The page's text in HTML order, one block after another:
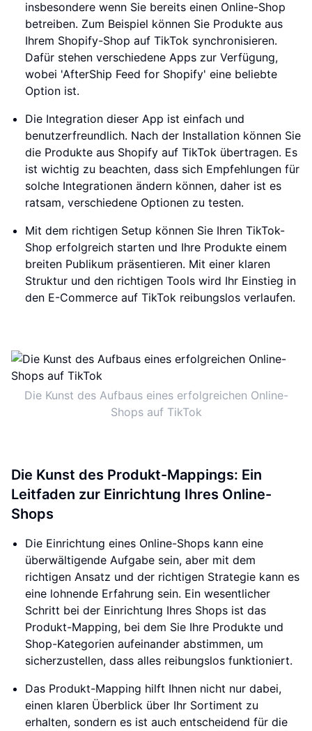
insbesondere wenn Sie bereits einen Online-Shop
betreiben. Zum Beispiel können Sie Produkte aus
Ihrem Shopify-Shop auf TikTok synchronisieren.
Dafür stehen verschiedene Apps zur Verfügung,
wobei 'AfterShip Feed for Shopify' eine beliebte
Option ist.
Die Integration dieser App ist einfach und
benutzerfreundlich. Nach der Installation können Sie
die Produkte aus Shopify auf TikTok übertragen. Es
ist wichtig zu beachten, dass sich Empfehlungen für
solche Integrationen ändern können, daher ist es
ratsam, verschiedene Optionen zu testen.
Mit dem richtigen Setup können Sie Ihren TikTok-
Shop erfolgreich starten und Ihre Produkte einem
breiten Publikum präsentieren. Mit einer klaren
Struktur und den richtigen Tools wird Ihr Einstieg in
den E-Commerce auf TikTok reibungslos verlaufen.
Die Kunst des Aufbaus eines erfolgreichen Online-
Shops auf TikTok
Die Kunst des Produkt-Mappings: Ein
Leitfaden zur Einrichtung Ihres Online-
Shops
Die Einrichtung eines Online-Shops kann eine
überwältigende Aufgabe sein, aber mit dem
richtigen Ansatz und der richtigen Strategie kann es
eine lohnende Erfahrung sein. Ein wesentlicher
Schritt bei der Einrichtung Ihres Shops ist das
Produkt-Mapping, bei dem Sie Ihre Produkte und
Shop-Kategorien aufeinander abstimmen, um
sicherzustellen, dass alles reibungslos funktioniert.
Das Produkt-Mapping hilft Ihnen nicht nur dabei,
einen klaren Überblick über Ihr Sortiment zu
erhalten, sondern es ist auch entscheidend für die